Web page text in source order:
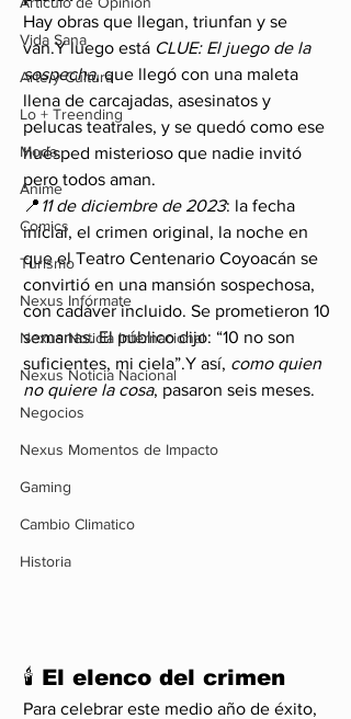
Vida Sana
Arte y Cultura
Lo + Treending
Moda
Anime
Comics
Turismo
Nexus Infórmate
Nexus Noticia Internacional
Nexus Noticia Nacional
Negocios
Nexus Momentos de Impacto
Gaming
Cambio Climatico
Historia
Hay obras que llegan, triunfan y se
van.Y luego está CLUE: El juego de la
sospecha, que llegó con una maleta
llena de carcajadas, asesinatos y
pelucas teatrales, y se quedó como ese
huésped misterioso que nadie invitó
pero todos aman.
📍 11 de diciembre de 2023: la fecha
inicial, el crimen original, la noche en
que el Teatro Centenario Coyoacán se
convirtió en una mansión sospechosa,
con cadáver incluido. Se prometieron 10
semanas. El público dijo: “10 no son
suficientes, mi ciela”.Y así, como quien
no quiere la cosa, pasaron seis meses.
🕯 El elenco del crimen
Para celebrar este medio año de éxito,